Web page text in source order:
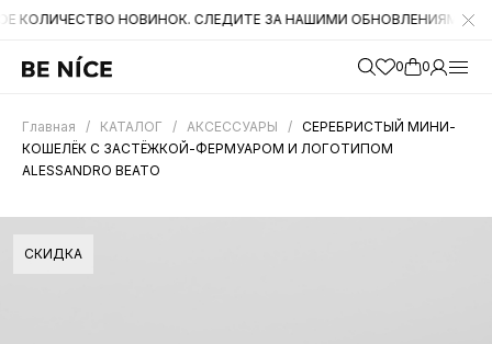
НОВИНОК. СЛЕДИТЕ ЗА НАШИМИ ОБНОВЛЕНИЯМИ НА
0 0
Главная / КАТАЛОГ / АКСЕССУАРЫ / СЕРЕБРИСТЫЙ МИНИ-
КОШЕЛЁК С ЗАСТЁЖКОЙ-ФЕРМУАРОМ И ЛОГОТИПОМ
ALESSANDRO BEATO
СКИДКА